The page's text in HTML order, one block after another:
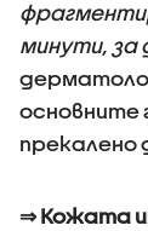
минути, за
основните
прекалено
⇒ Кожата